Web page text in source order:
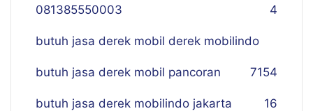
081385550003 4
butuh jasa derek mobil derek mobilindo
154
butuh jasa derek mobil pancoran 7
butuh jasa derek mobilindo jakarta 16